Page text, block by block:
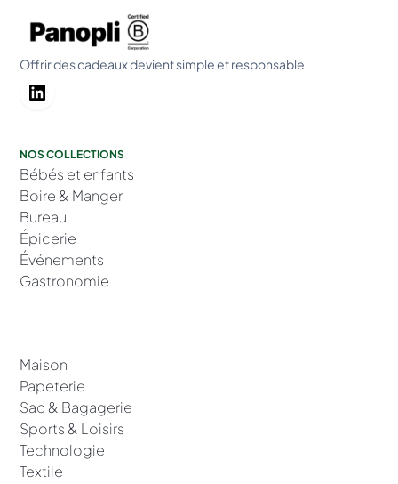
Offrir des cadeaux devient simple et responsable
NOS COLLECTIONS
Bébés et enfants
Boire & Manger
Bureau
Épicerie
Événements
Gastronomie
Maison
Papeterie
Sac & Bagagerie
Sports & Loisirs
Technologie
Textile